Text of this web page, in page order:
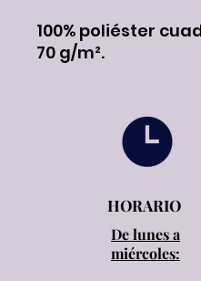
100% poliéster
70 g/m².
HORARIO
De lunes a
miércoles: